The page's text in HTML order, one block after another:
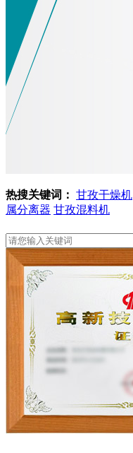
热搜关键词： 甘孜干燥机
属分离器 甘孜混料机